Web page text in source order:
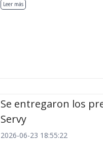
Leer más
Se entregaron los
Servy
2026-06-23 18:55:22